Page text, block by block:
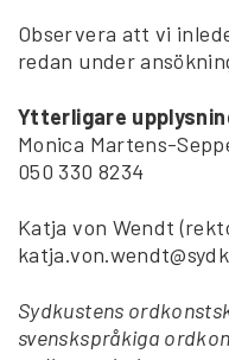
Observera att vi
redan under
Ytterligare
Monica Martens-
050 330 8234
Katja von Wendt
Sydkustens
svenskspråkiga